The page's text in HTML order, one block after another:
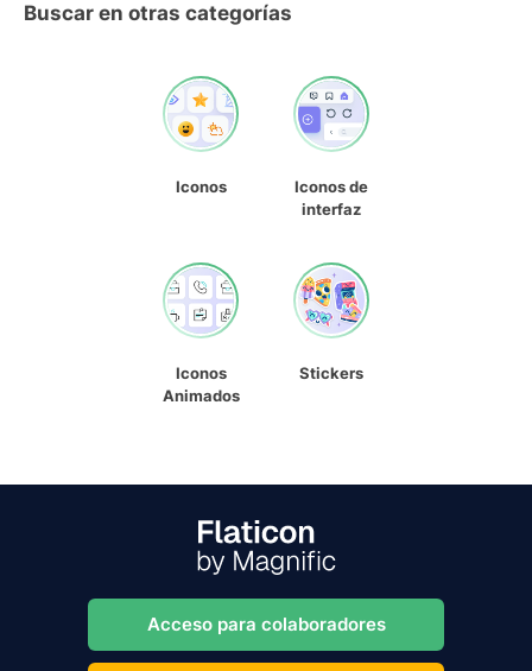
Buscar en otras categorías
Iconos
Iconos de
interfaz
Iconos
Animados
Stickers
Acceso para colaboradores